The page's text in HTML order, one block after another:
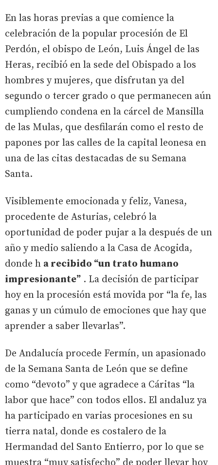
En las horas previas a que comience la
celebración de la popular procesión de El
Perdón, el obispo de León, Luis Ángel de las
Heras, recibió en la sede del Obispado a los
hombres y mujeres, que disfrutan ya del
segundo o tercer grado o que permanecen aún
cumpliendo condena en la cárcel de Mansilla
de las Mulas, que desfilarán como el resto de
papones por las calles de la capital leonesa en
una de las citas destacadas de su Semana
Santa.
Visiblemente emocionada y feliz, Vanesa,
procedente de Asturias, celebró la
oportunidad de poder pujar a la después de un
año y medio saliendo a la Casa de Acogida,
donde h a recibido “un trato humano
impresionante” . La decisión de participar
hoy en la procesión está movida por “la fe, las
ganas y un cúmulo de emociones que hay que
aprender a saber llevarlas”.
De Andalucía procede Fermín, un apasionado
de la Semana Santa de León que se define
como “devoto” y que agradece a Cáritas “la
labor que hace” con todos ellos. El andaluz ya
ha participado en varias procesiones en su
tierra natal, donde es costalero de la
Hermandad del Santo Entierro, por lo que se